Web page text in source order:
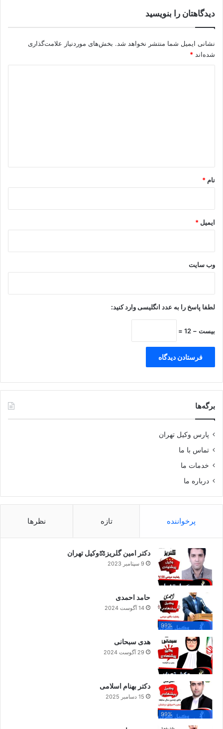
دیدگاهتان را بنویسید
نشانی ایمیل شما منتشر نخواهد شد. بخش‌های موردنیاز علامت‌گذاری
شده‌اند *
نام *
ایمیل *
وب‌ سایت
لطفا پاسخ را به عدد انگلیسی وارد کنید:
بیست − 12 =
برگه‌ها
پارس وکیل تهران
تماس با ما
خدمات ما
درباره ما
پرخواننده تازه نظرها
دکتر امین گلریز⚖️وکیل تهران
9 سپتامبر 2023
99%
حامد احمدی
14 آگوست 2024
هدی سبحانی
29 آگوست 2024
99%
دکتر بهنام اسلامی
15 دسامبر 2025